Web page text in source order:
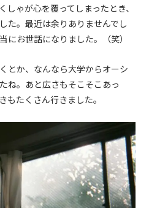
しゃが心を覆ってしまったとき、
た。最近は余りありませんでし
にお世話になりました。（笑）
とか、なんなら大学からオーシ
ね。あと広さもそこそこあっ
もたくさん行きました。